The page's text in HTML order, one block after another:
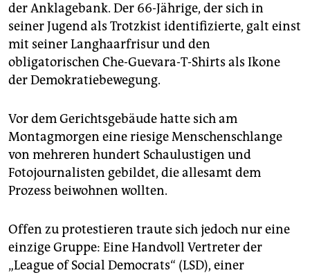
der Anklagebank. Der 66-Jährige, der sich in
seiner Jugend als Trotzkist identifizierte, galt einst
mit seiner Langhaarfrisur und den
obligatorischen Che-Guevara-T-Shirts als Ikone
der Demokratiebewegung.
Vor dem Gerichtsgebäude hatte sich am
Montagmorgen eine riesige Menschenschlange
von mehreren hundert Schaulustigen und
Fotojournalisten gebildet, die allesamt dem
Prozess beiwohnen wollten.
Offen zu protestieren traute sich jedoch nur eine
einzige Gruppe: Eine Handvoll Vertreter der
„League of Social Democrats“ (LSD), einer